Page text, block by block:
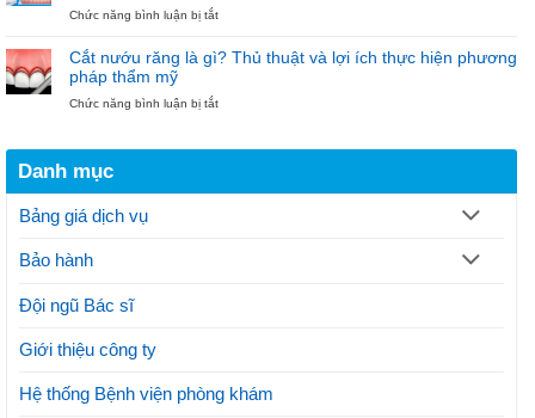
tại
khoa
hàm:
pháp
điều
Chức năng bình luận bị tắtở
thuật
răng
hiện
Cắt nướu răng là gì? Thủ thuật và lợi ích thực hiện phương
pháp thẩm mỹ
Chức năng bình luận bị tắtở
gì?
mỹ
Danh mục
Bảng giá dịch vụ
Bảo hành
Đội ngũ Bác sĩ
Giới thiệu công ty
Hệ thống Bệnh viện phòng khám